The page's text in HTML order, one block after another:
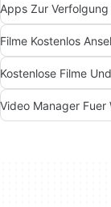
Filme Kostenlos
Video Manager Fuer